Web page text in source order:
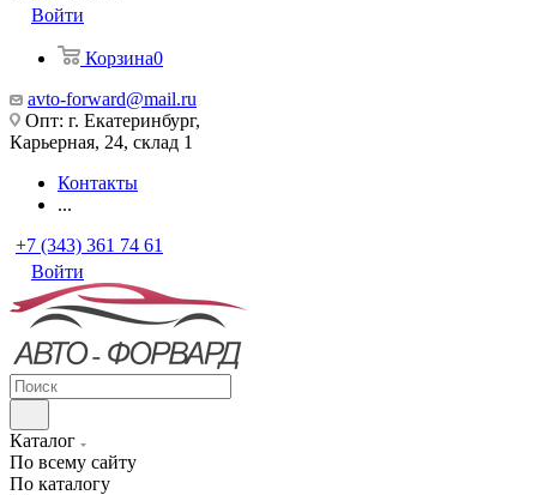
Войти
Корзина0
avto-forward@mail.ru
Опт: г. Екатеринбург,
Карьерная, 24, склад 1
Контакты
...
+7 (343) 361 74 61
Войти
Каталог
По всему сайту
По каталогу